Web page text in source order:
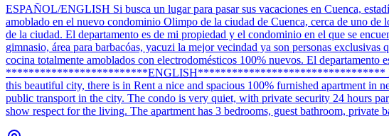
ESPAÑOL/ENGLISH Si busca un lugar para pasar sus vacaciones en Cuenca,
amoblado en el nuevo condominio Olimpo de la ciudad de Cuenca, cerca de uno de
de la ciudad. El departamento es de mi propiedad y el condominio en el que se
gimnasio, área para barbacóas, yacuzi la mejor vecindad ya son personas
cocina totalmente amoblados con electrodomésticos 100% nuevos. El departamento
*************************ENGLISH********************************* If you are
this beautiful city, there is in Rent a nice and spacious 100% furnished apartment in
public transport in the city. The condo is very quiet, with private security 24 hours
show respect for the living. The apartment has 3 bedrooms, guest bathroom,